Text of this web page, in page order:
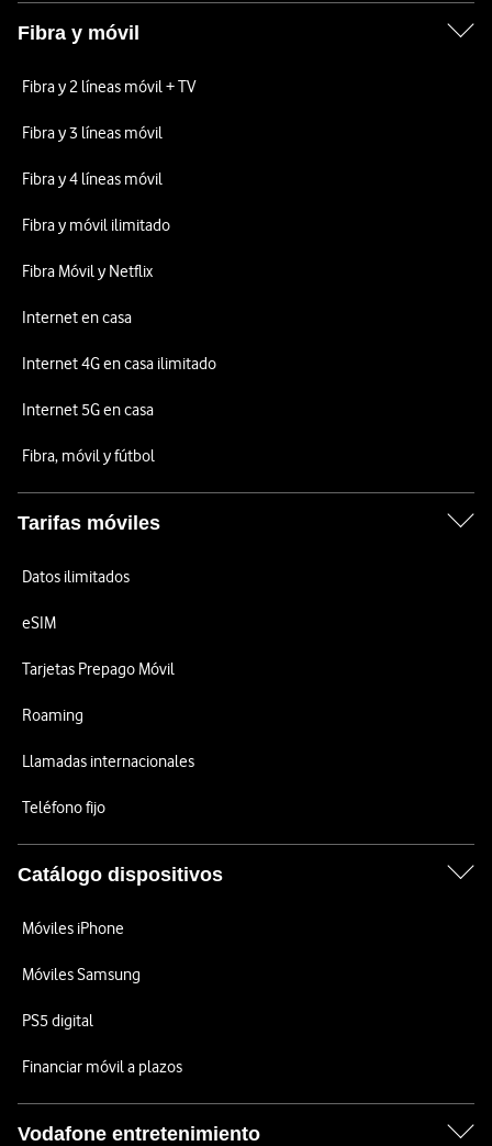
Fibra y móvil
Fibra y 2 líneas móvil + TV
Fibra y 3 líneas móvil
Fibra y 4 líneas móvil
Fibra y móvil ilimitado
Fibra Móvil y Netflix
Internet en casa
Internet 4G en casa ilimitado
Internet 5G en casa
Fibra, móvil y fútbol
Tarifas móviles
Datos ilimitados
eSIM
Tarjetas Prepago Móvil
Roaming
Llamadas internacionales
Teléfono fijo
Catálogo dispositivos
Móviles iPhone
Móviles Samsung
PS5 digital
Financiar móvil a plazos
Vodafone entretenimiento